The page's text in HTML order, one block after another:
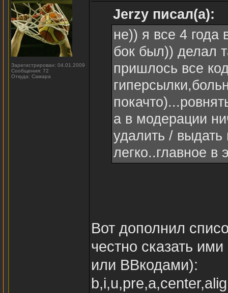
Зарегистрирован: 04.01.2009
Сообщения: 72
Откуда: Самара
Jerzy писал(а):
не)) я все 4 года
бок был)) делал
пришлось все
а в модерации
удалить / выдать
легко..главное в
Вот дополнил
честно сказать
или BBкодами):